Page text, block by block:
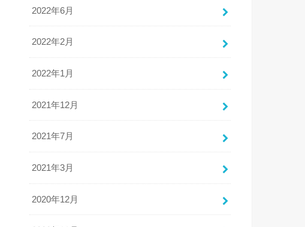
2022年6月
2022年2月
2022年1月
2021年12月
2021年7月
2021年3月
2020年12月